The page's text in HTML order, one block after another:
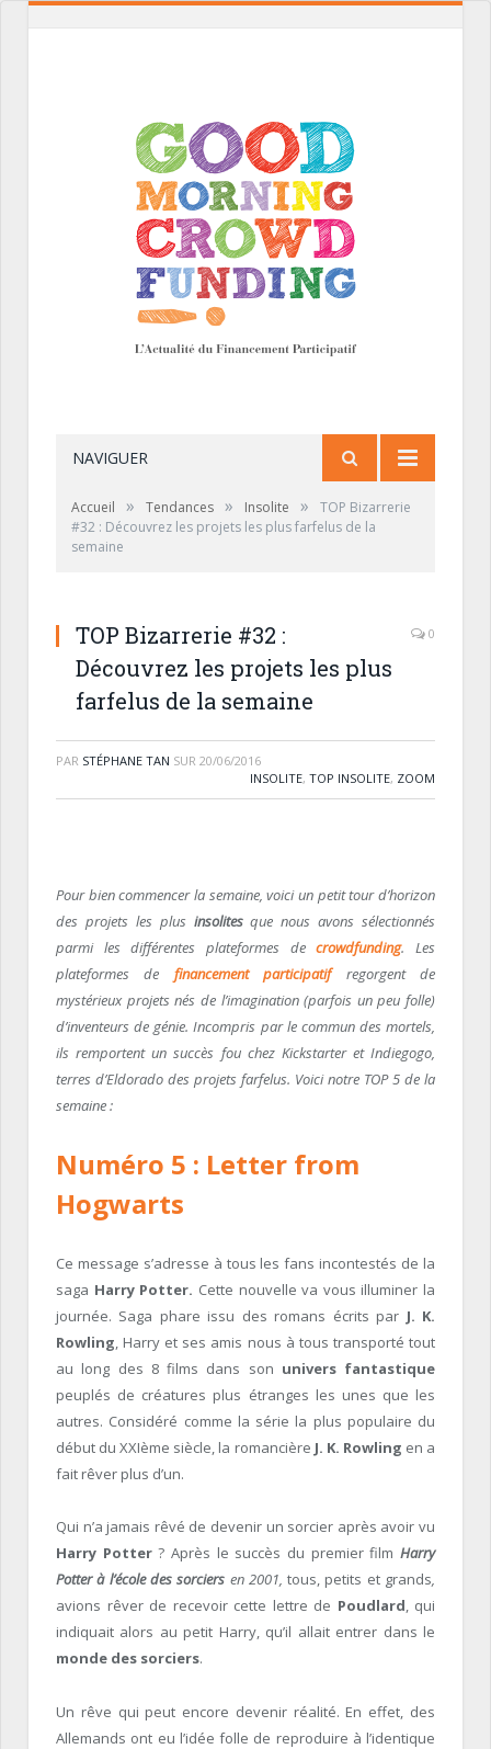
NAVIGUER
Accueil » Tendances » Insolite »
TOP Bizarrerie
#32 : Découvrez les projets les plus farfelus de la
semaine
TOP Bizarrerie #32 :
Découvrez les projets les plus
farfelus de la semaine
0
PAR STÉPHANE TAN SUR 20/06/2016
INSOLITE, TOP INSOLITE, ZOOM
Pour bien commencer la semaine, voici un petit tour d’horizon
des projets les plus insolitesque nous avons sélectionnés
parmi les différentes plateformes decrowdfunding. Les
plateformes de financement participatifregorgent de
mystérieux projets nés de l’imagination (parfois un peu folle)
d’inventeurs de génie. Incompris par le commun des mortels,
ils remportent un succès fou chez Kickstarter et Indiegogo,
terres d’Eldorado des projets farfelus. Voici notre TOP 5 de la
semaine :
Numéro 5 : Letter from
Hogwarts
Ce message s’adresse à tous les fans incontestés de la
saga Harry Potter. Cette nouvelle va vous illuminer la
journée. Saga phare issu des romans écrits par J. K.
Rowling, Harry et ses amis nous à tous transporté tout
au long des 8 films dans son univers fantastique
peuplés de créatures plus étranges les unes que les
autres. Considéré comme la série la plus populaire du
début du XXIème siècle, la romancière J. K. Rowling en a
fait rêver plus d’un.
Qui n’a jamais rêvé de devenir un sorcier après avoir vu
Harry Potter? Après le succès du premier filmHarry
Potter à l’école des sorciers en 2001,tous, petits et grands,
avions rêver de recevoir cette lettre de Poudlard, qui
indiquait alors au petit Harry, qu’il allait entrer dans le
monde des sorciers.
Un rêve qui peut encore devenir réalité. En effet, des
Allemands ont eu l’idée folle de reproduire à l’identique